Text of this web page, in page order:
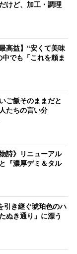
けど、加工・調理
高益】“安くて美味
中でも「これを頼ま
ご飯そのままだと
たちの言い分
詩》リニューアル
『濃厚デミ＆タル
引き継ぐ琥珀色のハ
ぬき通り」に漂う